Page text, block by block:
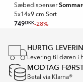
Sæbedispenser
5x14x9 cm Sort
749DKK-28%
1
of
16
HURTIG
Levering til døren i
MODTAG
Betal via Klarna®